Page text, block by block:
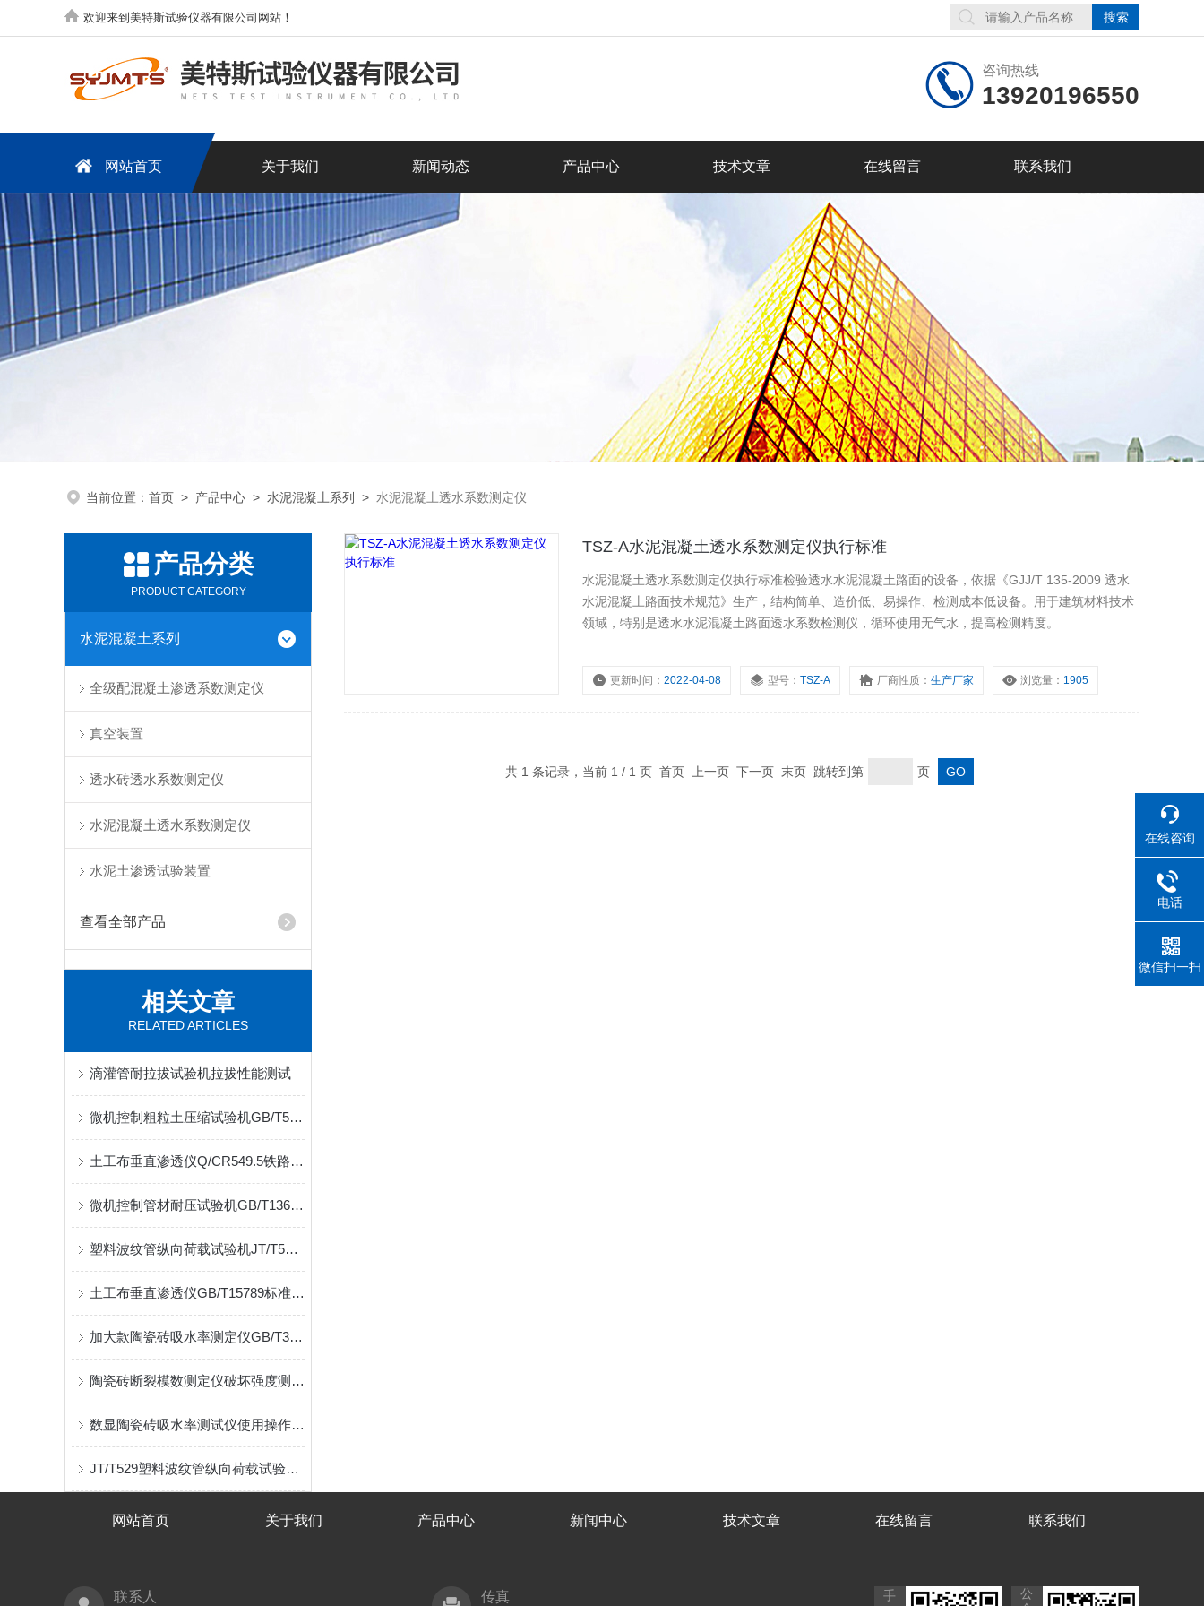
欢迎来到美特斯试验仪器有限公司网站！
咨询热线
13920196550
网站首页 关于我们 新闻动态 产品中心 技术文章 在线留言 联系我们
当前位置： 首页 > 产品中心 > 水泥混凝土系列 > 水泥混凝土透水系数测定仪
产品分类
PRODUCT CATEGORY
水泥混凝土系列
全级配混凝土渗透系数测定仪
真空装置
透水砖透水系数测定仪
水泥混凝土透水系数测定仪
水泥土渗透试验装置
查看全部产品
相关文章
RELATED ARTICLES
滴灌管耐拉拔试验机拉拔性能测试
微机控制粗粒土压缩试验机GB/T50123执行标准
土工布垂直渗透仪Q/CR549.5铁路水运水利标准三合一试验
微机控制管材耐压试验机GB/T13663.2试验标准
塑料波纹管纵向荷载试验机JT/T529操作介绍
土工布垂直渗透仪GB/T15789标准B法试验方式
加大款陶瓷砖吸水率测定仪GB/T3810.3真空法
陶瓷砖断裂模数测定仪破坏强度测定GB/T3810.4
数显陶瓷砖吸水率测试仪使用操作介绍
JT/T529塑料波纹管纵向荷载试验机试验方式
TSZ-A水泥混凝土透水系数测定仪执行标准
水泥混凝土透水系数测定仪执行标准检验透水水泥混凝土路面的设备，依据《GJJ/T 135-2009 透水
水泥混凝土路面技术规范》生产，结构简单、造价低、易操作、检测成本低设备。用于建筑材料技术
领域，特别是透水水泥混凝土路面透水系数检测仪，循环使用无气水，提高检测精度。
更新时间：2022-04-08 型号：TSZ-A 厂商性质：生产厂家 浏览量： 1905
共 1 条记录，当前 1 / 1 页 首页 上一页 下一页 末页 跳转到第 页
网站首页 关于我们 产品中心 新闻中心 技术文章 在线留言 联系我们
联系人 传真 手
公
在线咨询
电话
微信扫一扫